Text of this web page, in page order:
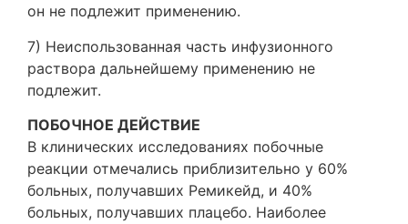
он не подлежит применению.
7) Неиспользованная часть инфузионного
раствора дальнейшему применению не
подлежит.
ПОБОЧНОЕ ДЕЙСТВИЕ
В клинических исследованиях побочные
реакции отмечались приблизительно у 60%
больных, получавших Ремикейд, и 40%
больных, получавших плацебо. Наиболее